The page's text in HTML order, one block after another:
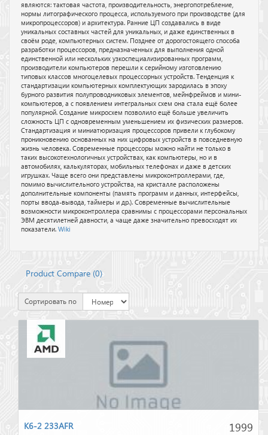
являются: тактовая частота, производительность, энергопотребление,
нормы литографического процесса, используемого при производстве (для
микропроцессоров) и архитектура. Ранние ЦП создавались в виде
уникальных составных частей для уникальных, и даже единственных в
своём роде, компьютерных систем. Позднее от дорогостоящего способа
разработки процессоров, предназначенных для выполнения одной
единственной или нескольких узкоспециализированных программ,
производители компьютеров перешли к серийному изготовлению
типовых классов многоцелевых процессорных устройств. Тенденция к
стандартизации компьютерных комплектующих зародилась в эпоху
бурного развития полупроводниковых элементов, мейнфреймов и мини-
компьютеров, а с появлением интегральных схем она стала ещё более
популярной. Создание микросхем позволило ещё больше увеличить
сложность ЦП с одновременным уменьшением их физических размеров.
Стандартизация и миниатюризация процессоров привели к глубокому
проникновению основанных на них цифровых устройств в повседневную
жизнь человека. Современные процессоры можно найти не только в
таких высокотехнологичных устройствах, как компьютеры, но и в
автомобилях, калькуляторах, мобильных телефонах и даже в детских
игрушках. Чаще всего они представлены микроконтроллерами, где,
помимо вычислительного устройства, на кристалле расположены
дополнительные компоненты (память программ и данных, интерфейсы,
порты ввода-вывода, таймеры и др.). Современные вычислительные
возможности микроконтроллера сравнимы с процессорами персональных
ЭВМ десятилетней давности, а чаще даже значительно превосходят их
показатели. Wiki
Product Compare (0)
Сортировать по
1999
K6-2 233AFR